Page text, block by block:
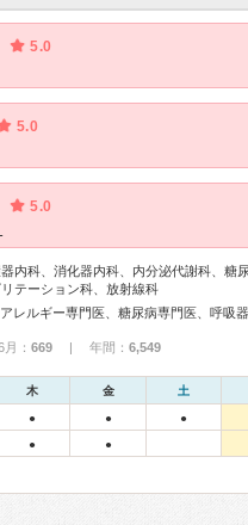
5.0
5.0
5.0
内科、消化器内科、内分泌代謝科、糖
テーション科、放射線科
： 669 | 年間： 6,549
木 金 土
● ● ●
● ●